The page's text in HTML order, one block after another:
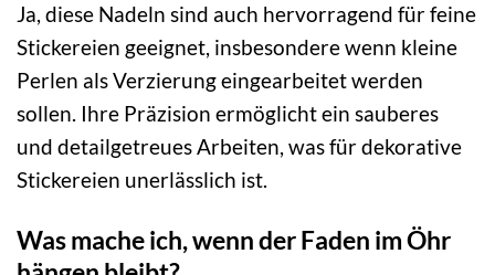
Ja, diese Nadeln sind auch hervorragend für feine
Stickereien geeignet, insbesondere wenn kleine
Perlen als Verzierung eingearbeitet werden
sollen. Ihre Präzision ermöglicht ein sauberes
und detailgetreues Arbeiten, was für dekorative
Stickereien unerlässlich ist.
Was mache ich, wenn der Faden im Öhr